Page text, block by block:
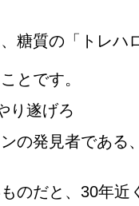
糖質の「トレハ
とです。
り遂げろ
の発見者である
のだと、30年近